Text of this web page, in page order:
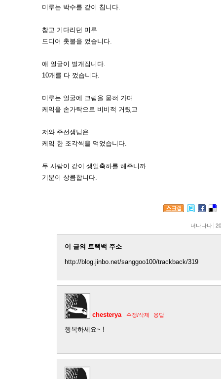
미루는 박수를 같이 칩니다.
참고 기다리던 미루
드디어 촛불을 껐습니다.
애 얼굴이 벌개집니다.
10개를 다 껐습니다.
미루는 얼굴에 크림을 묻혀 가며
케익을 손가락으로 비비적 거렸고
저와 주선생님은
케잌 한 조각씩을 먹었습니다.
두 사람이 같이 생일축하를 해주니까
기분이 상큼합니다.
너나나나
이 글의 트랙백 주소
http://blog.jinbo.net/sanggoo100/trackback/319
chesterya 수정/삭제 응답
행복하세요~ !